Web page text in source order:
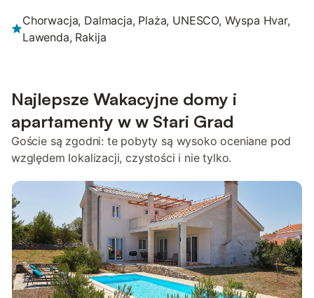
Chorwacja, Dalmacja, Plaża, UNESCO, Wyspa Hvar,
Lawenda, Rakija
Najlepsze Wakacyjne domy i
apartamenty w w Stari Grad
Goście są zgodni: te pobyty są wysoko oceniane pod
względem lokalizacji, czystości i nie tylko.